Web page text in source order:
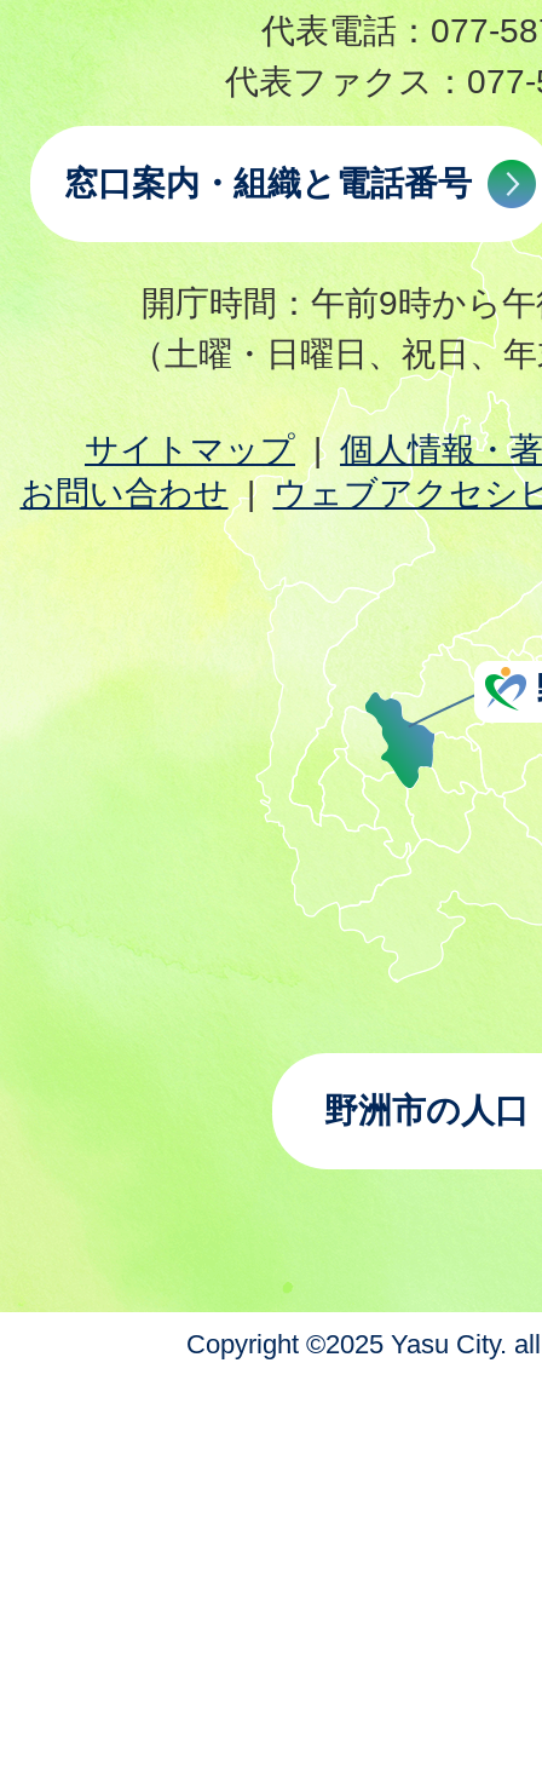
代表電話： 077-
代表ファクス：
窓口案内・組織と電話番号
開庁時間：午前9時から
（土曜・日曜日、祝日、
サイトマップ
個人情報・
お問い合わせ
ウェブアクセシ
野洲市の人口
Copyright ©2025 Yasu City.